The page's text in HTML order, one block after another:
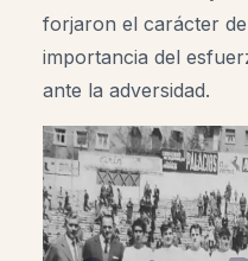
forjaron el carácter
importancia del
ante la adversidad.